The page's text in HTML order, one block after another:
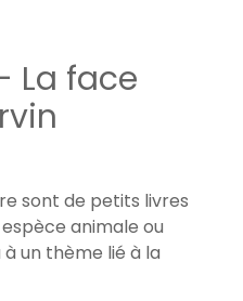
La face
sont de petits livres
animale ou
un thème lié à la